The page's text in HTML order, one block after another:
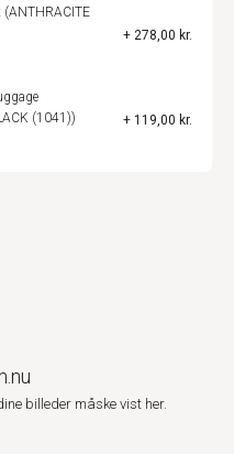
+ 278,00 kr.
(1041))
+ 119,00 kr.
billeder måske vist her.